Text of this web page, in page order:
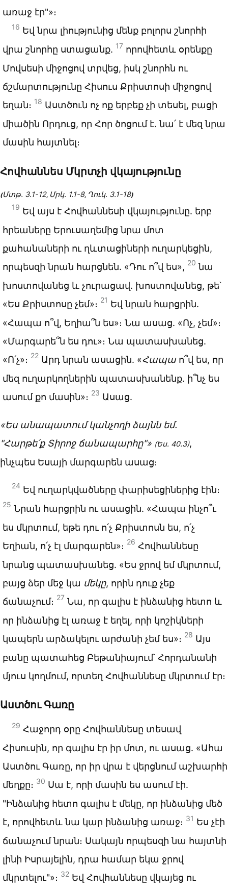
առաջ էր"»։
16 Եվ նրա լիությունից մենք բոլորս շնորհի
վրա շնորհը ստացանք. 17 որովհետև օրենքը
Մովսեսի միջոցով տրվեց, իսկ շնորհն ու
ճշմարտությունը Հիսուս Քրիստոսի միջոցով
եղան։ 18 Աստծուն ոչ ոք երբեք չի տեսել, բացի
միածին Որդուց, որ Հոր ծոցում է. նա՛ է մեզ նրա
մասին հայտնել։
Հովհաննես Մկրտչի վկայությունը
(Մտթ. 3.1-12, Մրկ. 1.1-8, Ղուկ. 3.1-18)
19 Եվ այս է Հովհաննեսի վկայությունը. երբ
հրեաները Երուսաղեմից նրա մոտ
քահանաների ու ղևտացիների ուղարկեցին,
որպեսզի նրան հարցնեն. «Դու ո՞վ ես», 20 նա
խոստովանեց և չուրացավ. խոստովանեց, թե՝
«Ես Քրիստոսը չեմ»։ 21 Եվ նրան հարցրին.
«Հապա ո՞վ, Եղիա՞ն ես»։ Նա ասաց. «Ոչ, չեմ»։
«Մարգարե՞ն ես դու»։ Նա պատասխանեց.
«Ո՛չ»։ 22 Արդ նրան ասացին. «Հապաո՞վ ես, որ
մեզ ուղարկողներին պատասխանենք. ի՞նչ ես
ասում քո մասին»։ 23 Ասաց.
«Ես անապատում կանչողի ձայնն եմ.
"Հարթե՛ք Տիրոջ ճանապարհը"» (Ես. 40.3),
ինչպես Եսայի մարգարեն ասաց։
24 Եվ ուղարկվածները փարիսեցիներից էին։
25 Նրան հարցրին ու ասացին. «Հապա ինչո՞ւ
ես մկրտում, եթե դու ո՛չ Քրիստոսն ես, ո՛չ
Եղիան, ո՛չ էլ մարգարեն»։ 26 Հովհաննեսը
նրանց պատասխանեց. «Ես ջրով եմ մկրտում,
բայց ձեր մեջ կա մեկը, որին դուք չեք
ճանաչում։ 27 Նա, որ գալիս է ինձանից հետո և
որ ինձանից էլ առաջ է եղել, որի կոշիկների
կապերն արձակելու արժանի չեմ ես»։ 28 Այս
բանը պատահեց Բեթանիայում՝ Հորդանանի
մյուս կողմում, որտեղ Հովհաննեսը մկրտում էր։
Աստծու Գառը
29 Հաջորդ օրը Հովհաննեսը տեսավ
Հիսուսին, որ գալիս էր իր մոտ, ու ասաց. «Ահա
Աստծու Գառը, որ իր վրա է վերցնում աշխարհի
մեղքը։ 30 Սա է, որի մասին ես ասում էի.
"Ինձանից հետո գալիս է մեկը, որ ինձանից մեծ
է, որովհետև նա կար ինձանից առաջ։ 31 Ես չէի
ճանաչում նրան։ Սակայն որպեսզի նա հայտնի
լինի Իսրայելին, դրա համար եկա ջրով
մկրտելու"»։ 32 Եվ Հովհաննեսը վկայեց ու